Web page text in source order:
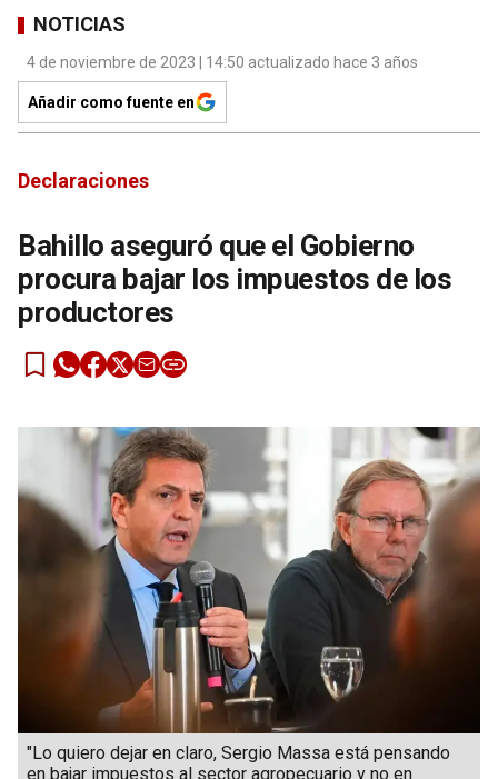
NOTICIAS
4 de noviembre de 2023 | 14:50 actualizado hace 3 años
Añadir como fuente en
Declaraciones
Bahillo aseguró que el Gobierno
procura bajar los impuestos de los
productores
"Lo quiero dejar en claro, Sergio Massa está pensando
en bajar impuestos al sector agropecuario y no en